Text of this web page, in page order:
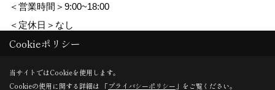
＜営業時間＞9:00~18:00
＜定休日＞なし
Copyright (c) 株式会社たかはし. All Rights Reserved.
Produced byゴデスクリエイト
Cookieポリシー
当サイトではCookieを使用します。
Cookieの使用に関する詳細は 「プライバシーポリシー 」をご覧ください。